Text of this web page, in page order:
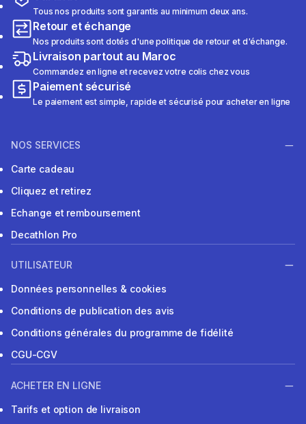
Tous nos produits sont garantis au minimum deux ans.
Retour et échange
Nos produits sont dotés d'une politique de retour et d'échange.
Livraison partout au Maroc
Commandez en ligne et recevez votre colis chez vous
Paiement sécurisé
Le paiement est simple, rapide et sécurisé pour acheter en ligne
NOS SERVICES
Carte cadeau
Cliquez et retirez
Echange et remboursement
Decathlon Pro
UTILISATEUR
Données personnelles & cookies
Conditions de publication des avis
Conditions générales du programme de fidélité
CGU-CGV
ACHETER EN LIGNE
Tarifs et option de livraison